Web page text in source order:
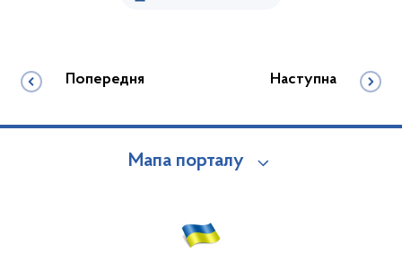
Попередня Наступна
Мапа порталу